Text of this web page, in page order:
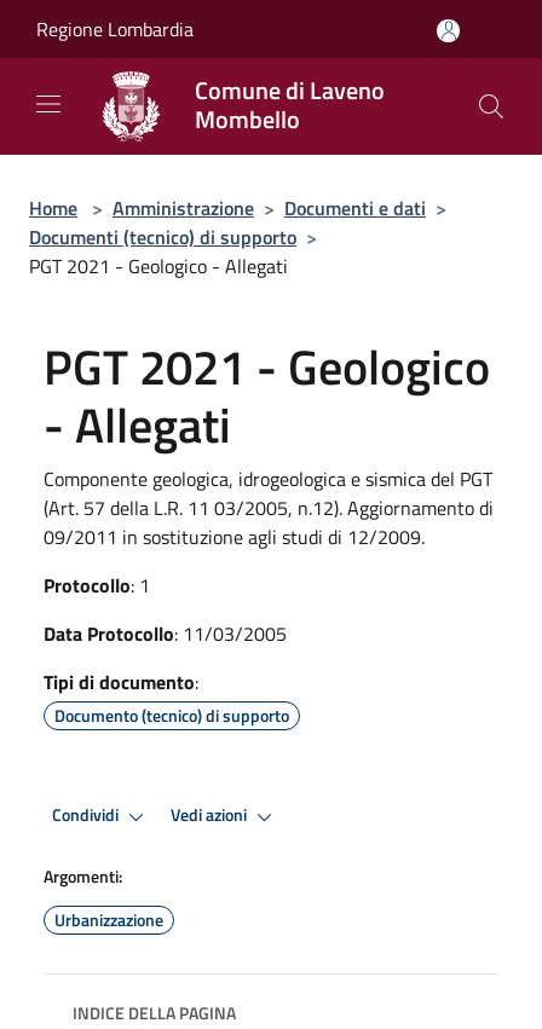
Regione Lombardia
Comune di Laveno
Mombello
Home > Amministrazione > Documenti e dati >
Documenti (tecnico) di supporto >
PGT 2021 - Geologico - Allegati
PGT 2021 - Geologico
- Allegati
Componente geologica, idrogeologica e sismica del PGT
(Art. 57 della L.R. 11 03/2005, n.12). Aggiornamento di
09/2011 in sostituzione agli studi di 12/2009.
Protocollo: 1
Data Protocollo: 11/03/2005
Tipi di documento:
Documento (tecnico) di supporto
Condividi Vedi azioni
Argomenti:
Urbanizzazione
INDICE DELLA PAGINA